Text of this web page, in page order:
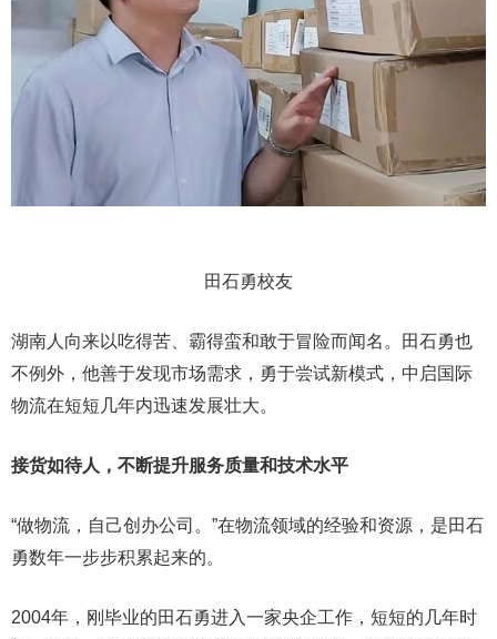
田石勇校友
湖南人向来以吃得苦、霸得蛮和敢于冒险而闻名。田石勇也
不例外，他善于发现市场需求，勇于尝试新模式，中启国际
物流在短短几年内迅速发展壮大。
接货如待人，不断提升服务质量和技术水平
“做物流，自己创办公司。”在物流领域的经验和资源，是田石
勇数年一步步积累起来的。
2004年，刚毕业的田石勇进入一家央企工作，短短的几年时